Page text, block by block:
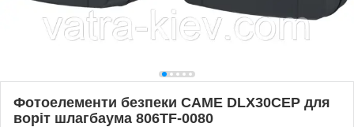
Фотоелементи безпеки CAME DLX30CEP для
воріт шлагбаума 806TF-0080